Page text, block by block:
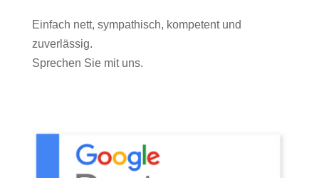
Einfach nett, sympathisch, kompetent und
zuverlässig.
Sprechen Sie mit uns.